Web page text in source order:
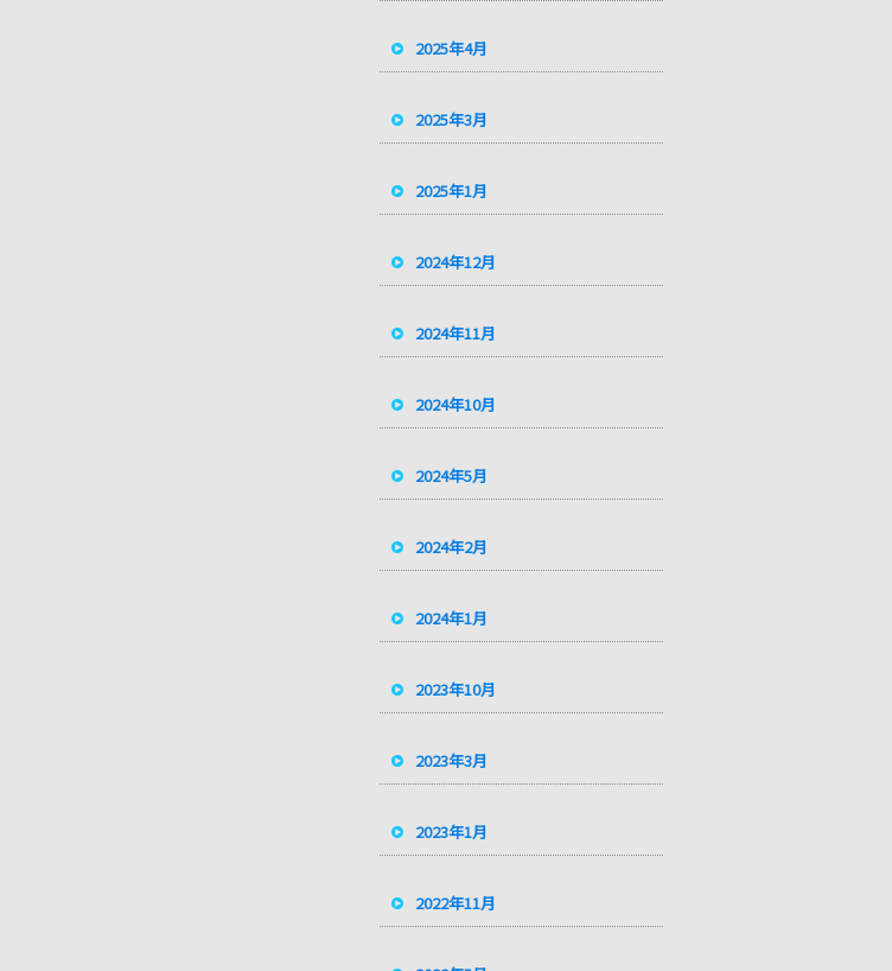
2025年4月
2025年3月
2025年1月
2024年12月
2024年11月
2024年10月
2024年5月
2024年2月
2024年1月
2023年10月
2023年3月
2023年1月
2022年11月